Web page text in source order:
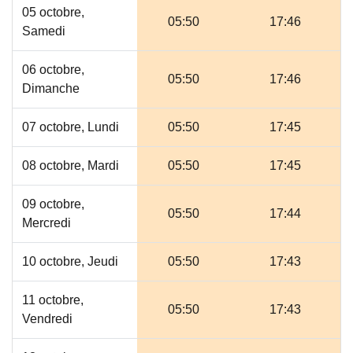
05 octobre,
Samedi
05:50 17:46
06 octobre,
Dimanche
05:50 17:46
07 octobre, Lundi 05:50 17:45
08 octobre, Mardi 05:50 17:45
09 octobre,
Mercredi
05:50 17:44
10 octobre, Jeudi 05:50 17:43
11 octobre,
Vendredi
05:50 17:43